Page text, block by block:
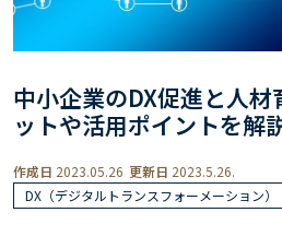
中小企業のDX促進と人材
ットや活用ポイントを解
作成日 2023.05.26 更新日 2023.5.26.
DX（デジタルトランスフォーメーション）